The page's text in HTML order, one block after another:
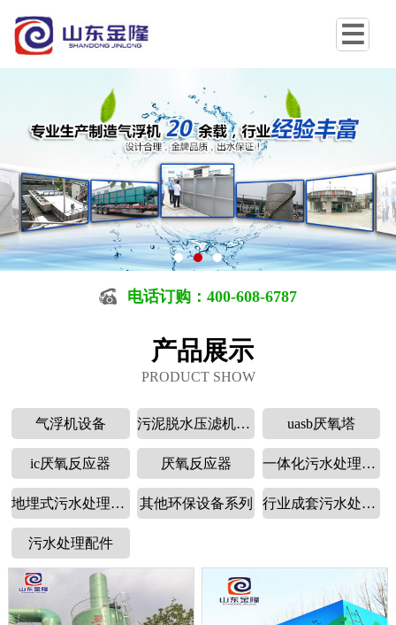
电话订购：400-608-6787
产品展示
PRODUCT SHOW
气浮机设备 污泥脱水压滤机设备 uasb厌氧塔
ic厌氧反应器 厌氧反应器 一体化污水处理设备
地埋式污水处理设备 其他环保设备系列 行业成套污水处理设备
污水处理配件